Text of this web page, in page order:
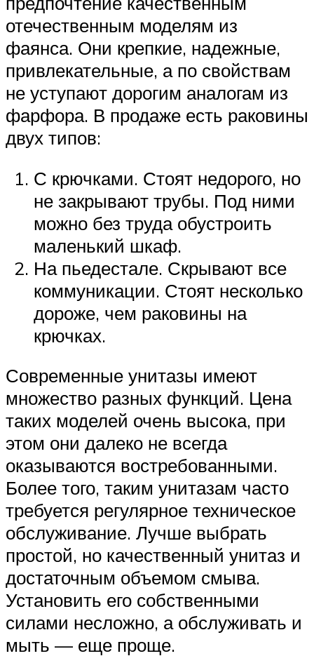
отечественным моделям из
фаянса. Они крепкие, надежные,
привлекательные, а по свойствам
не уступают дорогим аналогам из
фарфора. В продаже есть раковины
двух типов:
С крючками. Стоят недорого, но
не закрывают трубы. Под ними
можно без труда обустроить
маленький шкаф.
На пьедестале. Скрывают все
коммуникации. Стоят несколько
дороже, чем раковины на
крючках.
Современные унитазы имеют
множество разных функций. Цена
таких моделей очень высока, при
этом они далеко не всегда
оказываются востребованными.
Более того, таким унитазам часто
требуется регулярное техническое
обслуживание. Лучше выбрать
простой, но качественный унитаз и
достаточным объемом смыва.
Установить его собственными
силами несложно, а обслуживать и
мыть — еще проще.